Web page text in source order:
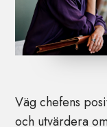
Väg chefens
och utvärdera